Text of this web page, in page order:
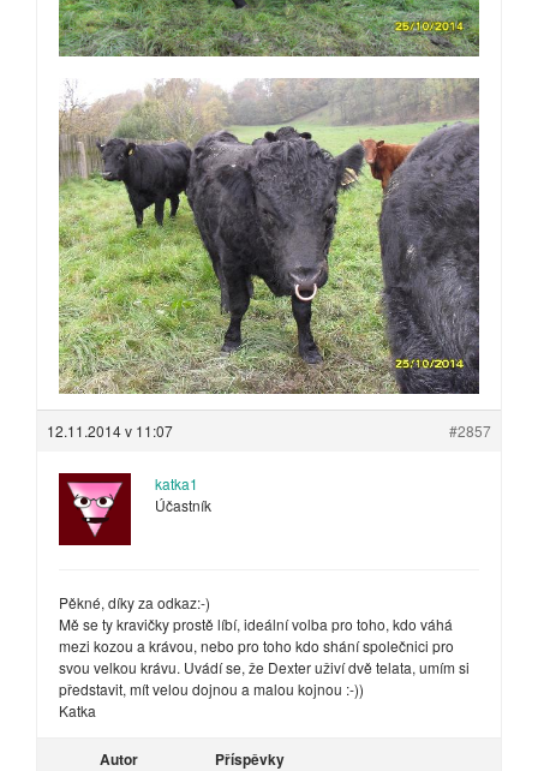
12.11.2014 v 11:07 #2857
katka1
Účastník
Pěkné, díky za odkaz:-)
Mě se ty kravičky prostě líbí, ideální volba pro toho, kdo váhá
mezi kozou a krávou, nebo pro toho kdo shání společnici pro
svou velkou krávu. Uvádí se, že Dexter uživí dvě telata, umím si
představit, mít velou dojnou a malou kojnou :-))
Katka
Autor Příspěvky